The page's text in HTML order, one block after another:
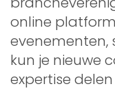
online
evenementen,
kun je nieuwe
expertise